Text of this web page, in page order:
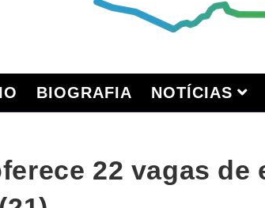
BIOGRAFIA NOTÍCIAS
22 vagas de